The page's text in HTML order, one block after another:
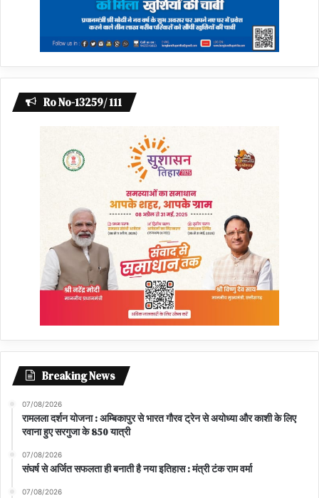
Ro No-13259/ 111
Breaking News
07/08/2026
रामलला दर्शन योजना : अम्बिकापुर से भारत गौरव ट्रेन से अयोध्या और काशी के लिए
रवाना हुए सरगुजा के 850 यात्री
07/08/2026
संघर्ष से अर्जित सफलता ही बनाती है नया इतिहास : मंत्री टंक राम वर्मा
07/08/2026